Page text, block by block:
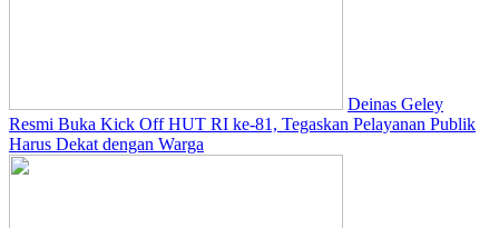
Deinas Geley
Resmi Buka Kick Off HUT RI ke-81, Tegaskan Pelayanan Publik
Harus Dekat dengan Warga